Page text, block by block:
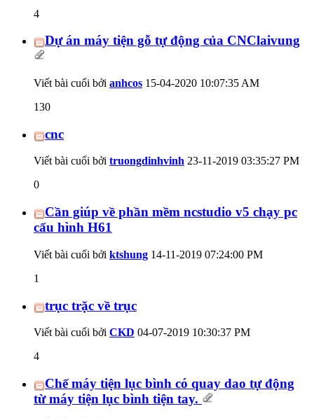
4
Dự án máy tiện gỗ tự động của CNClaivung
Viết bài cuối bởi anhcos 15-04-2020 10:07:35 AM
130
cnc
Viết bài cuối bởi truongdinhvinh 23-11-2019 03:35:27 PM
0
Cần giúp về phần mềm ncstudio v5 chạy pc
cấu hình H61
Viết bài cuối bởi ktshung 14-11-2019 07:24:00 PM
1
trục trặc về trục
Viết bài cuối bởi CKD 04-07-2019 10:30:37 PM
4
Chế máy tiện lục bình có quay dao tự động
từ máy tiện lục bình tiện tay.